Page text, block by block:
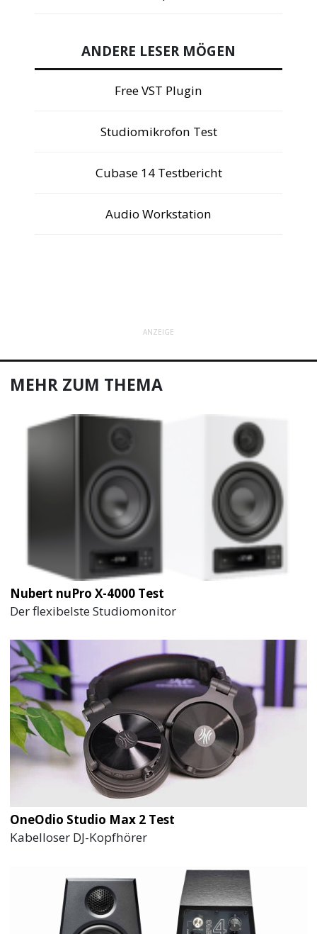
ANDERE LESER MÖGEN
Free VST Plugin
Studiomikrofon Test
Cubase 14 Testbericht
Audio Workstation
ANZEIGE
MEHR ZUM THEMA
Nubert nuPro X-4000 Test
Der flexibelste Studiomonitor
OneOdio Studio Max 2 Test
Kabelloser DJ-Kopfhörer